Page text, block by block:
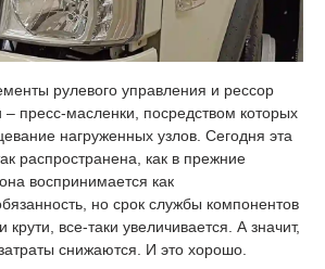
рулевого управления и рессор
– пресс-масленки, посредством которых
нагруженных узлов. Сегодня эта
распространена, как в прежние
воспринимается как
но срок службы компонентов
крути, все-таки увеличивается. А значит,
снижаются. И это хорошо.